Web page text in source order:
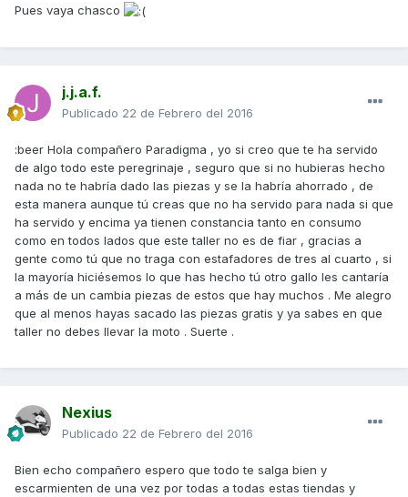
Pues vaya chasco
j.j.a.f.
Publicado 22 de Febrero del 2016
:beer Hola compañero Paradigma , yo si creo que te ha servido
de algo todo este peregrinaje , seguro que si no hubieras hecho
nada no te habría dado las piezas y se la habría ahorrado , de
esta manera aunque tú creas que no ha servido para nada si que
ha servido y encima ya tienen constancia tanto en consumo
como en todos lados que este taller no es de fiar , gracias a
gente como tú que no traga con estafadores de tres al cuarto , si
la mayoría hiciésemos lo que has hecho tú otro gallo les cantaría
a más de un cambia piezas de estos que hay muchos . Me alegro
que al menos hayas sacado las piezas gratis y ya sabes en que
taller no debes llevar la moto . Suerte .
Nexius
Publicado 22 de Febrero del 2016
Bien echo compañero espero que todo te salga bien y
escarmienten de una vez por todas a todas estas tiendas y